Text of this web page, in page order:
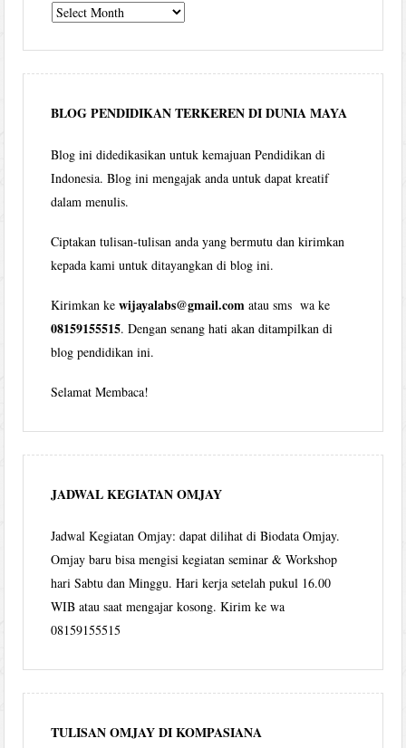
Tulisan
per
bulan
BLOG PENDIDIKAN TERKEREN DI DUNIA MAYA
Blog ini didedikasikan untuk kemajuan Pendidikan di
Indonesia. Blog ini mengajak anda untuk dapat kreatif
dalam menulis.
Ciptakan tulisan-tulisan anda yang bermutu dan kirimkan
kepada kami untuk ditayangkan di blog ini.
Kirimkan kewijayalabs@gmail.com atau sms wa ke
08159155515. Dengan senang hati akan ditampilkan di
blog pendidikan ini.
Selamat Membaca!
JADWAL KEGIATAN OMJAY
Jadwal Kegiatan Omjay: dapat dilihat di Biodata Omjay.
Omjay baru bisa mengisi kegiatan seminar & Workshop
hari Sabtu dan Minggu. Hari kerja setelah pukul 16.00
WIB atau saat mengajar kosong. Kirim ke wa
08159155515
TULISAN OMJAY DI KOMPASIANA